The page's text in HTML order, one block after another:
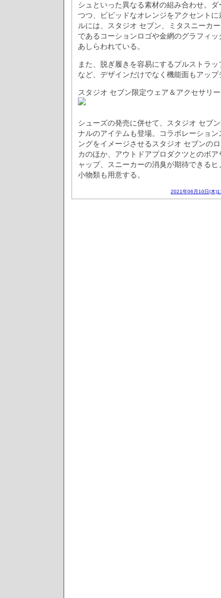
シュといった異なる素材の組み合わせ。
つつ、ビビッドなオレンジをアクセント
ルには、スタジオ セブン、ミタスニーカ
であるコーションロゴや金網のグラフィ
あしらわれている。
また、脱ぎ履きを容易にするプルストラ
など、デザインだけでなく機能面もアッ
スタジオ セブン限定ウェア＆アクセサリ
シューズの発売に併せて、スタジオ セブ
ナルのアイテムも登場。コラボレーショ
ングをイメージさせるスタジオ セブンの
カのほか、アウトドアプロダクツとのボ
ャップ、スニーカーの消臭が期待できる
小物類も用意する。
2021年06月10日(木